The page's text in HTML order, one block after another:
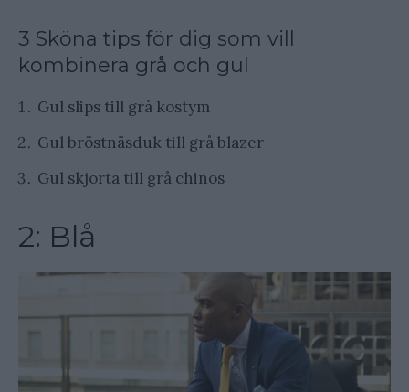
3 Sköna tips för dig som vill
kombinera grå och gul
Gul slips till grå kostym
Gul bröstnäsduk till grå blazer
Gul skjorta till grå chinos
2: Blå